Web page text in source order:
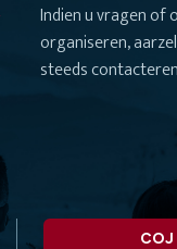
Indien u vragen of
organiseren,
steeds
COJ